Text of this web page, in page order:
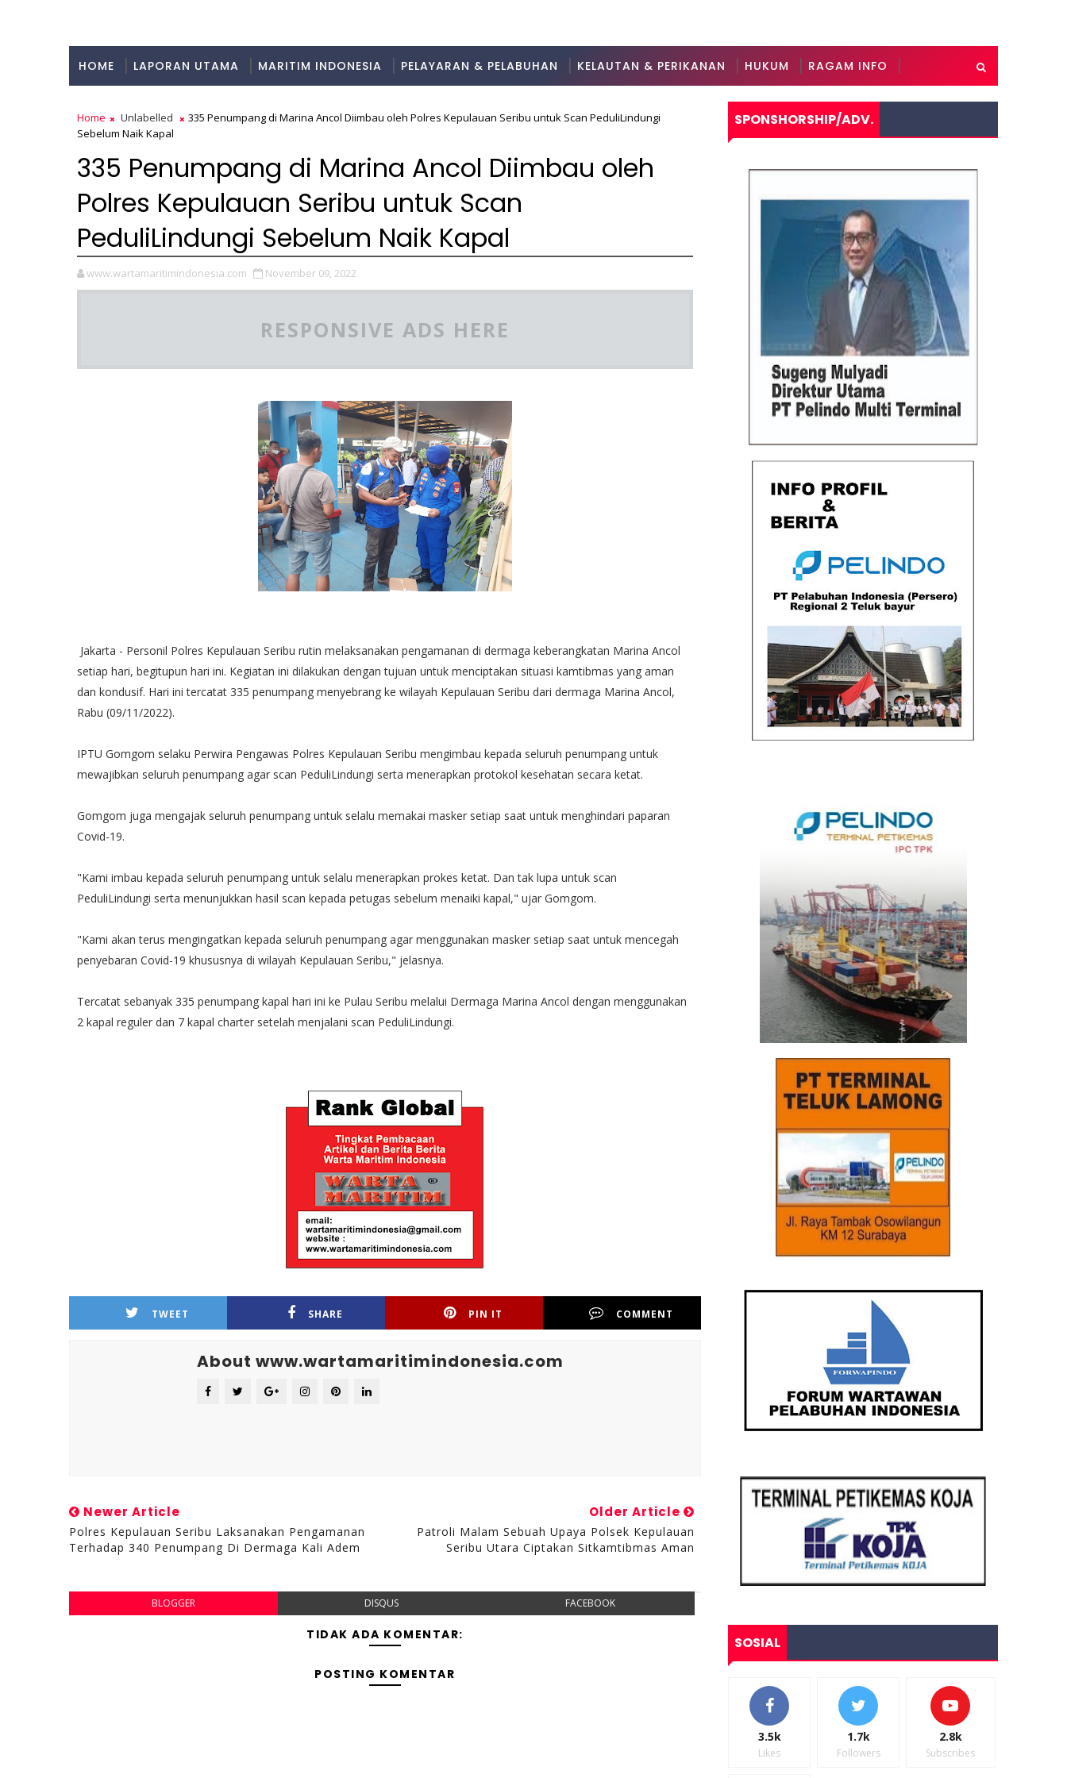
HOME LAPORAN UTAMA MARITIM INDONESIA PELAYARAN & PELABUHAN KELAUTAN & PERIKANAN HUKUM RAGAM INFO
Home Unlabelled
335 Penumpang di Marina Ancol Diimbau oleh Polres Kepulauan Seribu untuk Scan PeduliLindungi
Sebelum Naik Kapal
335 Penumpang di Marina Ancol Diimbau oleh
Polres Kepulauan Seribu untuk Scan
PeduliLindungi Sebelum Naik Kapal
www.wartamaritimindonesia.com November 09, 2022
RESPONSIVE ADS HERE
Jakarta - Personil Polres Kepulauan Seribu rutin melaksanakan pengamanan di dermaga keberangkatan Marina Ancol
setiap hari, begitupun hari ini. Kegiatan ini dilakukan dengan tujuan untuk menciptakan situasi kamtibmas yang aman
dan kondusif. Hari ini tercatat 335 penumpang menyebrang ke wilayah Kepulauan Seribu dari dermaga Marina Ancol,
Rabu (09/11/2022).
IPTU Gomgom selaku Perwira Pengawas Polres Kepulauan Seribu mengimbau kepada seluruh penumpang untuk
mewajibkan seluruh penumpang agar scan PeduliLindungi serta menerapkan protokol kesehatan secara ketat.
Gomgom juga mengajak seluruh penumpang untuk selalu memakai masker setiap saat untuk menghindari paparan
Covid-19.
"Kami imbau kepada seluruh penumpang untuk selalu menerapkan prokes ketat. Dan tak lupa untuk scan
PeduliLindungi serta menunjukkan hasil scan kepada petugas sebelum menaiki kapal," ujar Gomgom.
"Kami akan terus mengingatkan kepada seluruh penumpang agar menggunakan masker setiap saat untuk mencegah
penyebaran Covid-19 khususnya di wilayah Kepulauan Seribu," jelasnya.
Tercatat sebanyak 335 penumpang kapal hari ini ke Pulau Seribu melalui Dermaga Marina Ancol dengan menggunakan
2 kapal reguler dan 7 kapal charter setelah menjalani scan PeduliLindungi.
TWEET SHARE PIN IT COMMENT
About www.wartamaritimindonesia.com
Newer Article
Polres Kepulauan Seribu Laksanakan Pengamanan
Terhadap 340 Penumpang Di Dermaga Kali Adem
Older Article
Patroli Malam Sebuah Upaya Polsek Kepulauan
Seribu Utara Ciptakan Sitkamtibmas Aman
BLOGGER DISQUS FACEBOOK
TIDAK ADA KOMENTAR:
POSTING KOMENTAR
SPONSHORSHIP/ADV.
SOSIAL
3.5k
Likes
1.7k
Followers
2.8k
Subscribes